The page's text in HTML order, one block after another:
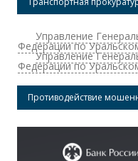
Управление
Федерации по
Управление
Федерации по
Противодействие